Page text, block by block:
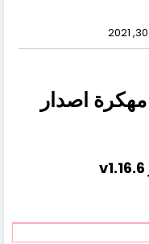
تحميل لعبة DOKDO مهكرة اصدار